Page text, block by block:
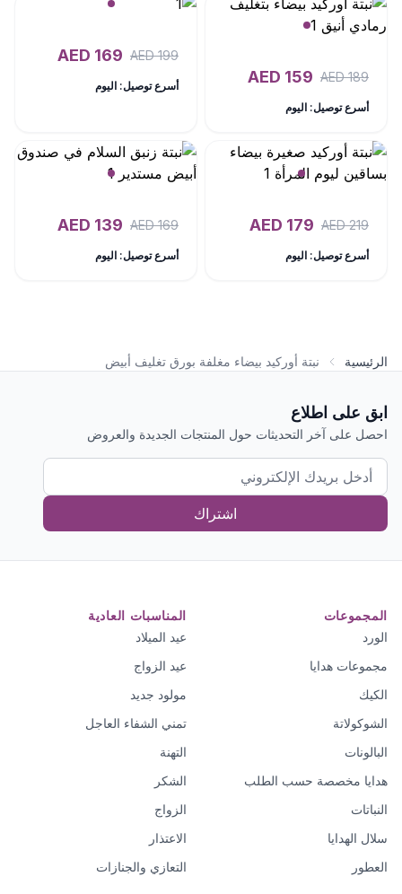
189
AED
159
أسرع توصيل: اليوم
199
AED
169
أسرع توصيل: اليوم
219
AED
179
أسرع توصيل: اليوم
169
AED
139
أسرع توصيل: اليوم
الرئيسية نبتة أوركيد بيضاء مغلفة بورق تغليف أبيض
ابق على اطلاع
احصل على آخر التحديثات حول المنتجات الجديدة والعروض
اشتراك
المجموعات
الورد
مجموعات هدايا
الكيك
الشوكولاتة
البالونات
هدايا مخصصة حسب الطلب
النباتات
سلال الهدايا
العطور
المناسبات العادية
عيد الميلاد
عيد الزواج
مولود جديد
تمني الشفاء العاجل
التهنة
الشكر
الزواج
الاعتذار
التعازي والجنازات